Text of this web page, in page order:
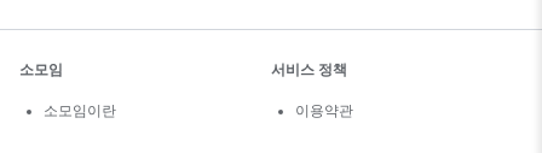
소모임
소모임이란
서비스 정책
이용약관